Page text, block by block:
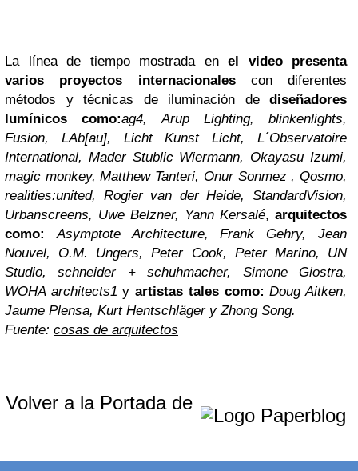
La línea de tiempo mostrada en el video presenta
varios proyectos internacionales con diferentes
métodos y técnicas de iluminación de diseñadores
lumínicos como:ag4, Arup Lighting, blinkenlights,
Fusion, LAb[au], Licht Kunst Licht, L´Observatoire
International, Mader Stublic Wiermann, Okayasu Izumi,
magic monkey, Matthew Tanteri, Onur Sonmez , Qosmo,
realities:united, Rogier van der Heide, StandardVision,
Urbanscreens, Uwe Belzner, Yann Kersalé, arquitectos
como:
Asymptote Architecture, Frank Gehry, Jean
Nouvel, O.M. Ungers, Peter Cook, Peter Marino, UN
Studio, schneider + schuhmacher, Simone Giostra,
WOHA architects1 yartistas tales como: Doug Aitken,
Jaume Plensa, Kurt Hentschläger y Zhong Song.
Fuente: cosas de arquitectos
Volver a la Portada de